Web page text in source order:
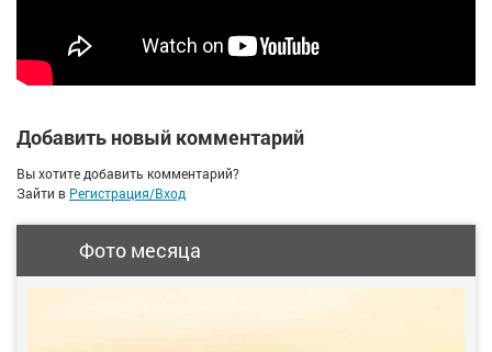
Добавить новый комментарий
Вы хотите добавить комментарий?
Зайти в Регистрация/Вход
Фото месяца